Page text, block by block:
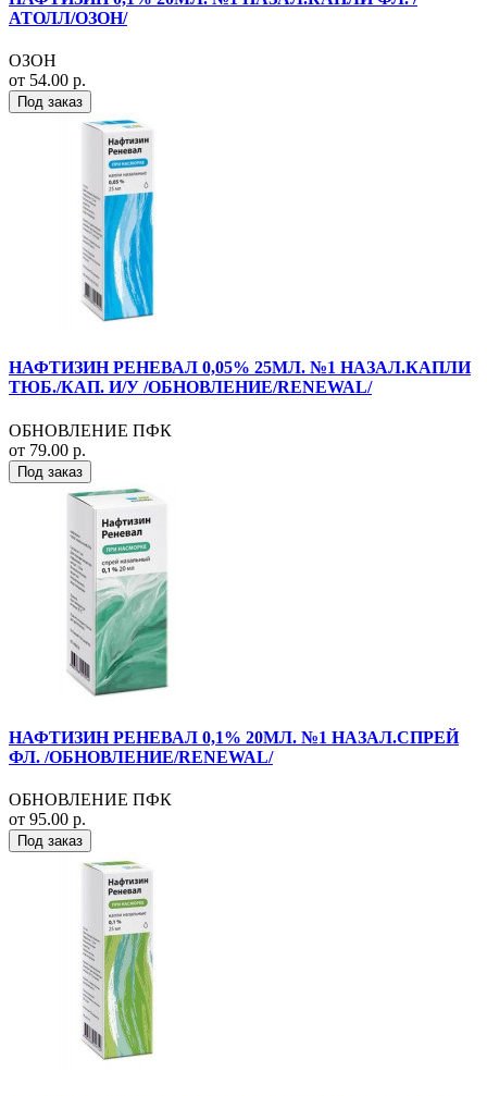
АТОЛЛ/ОЗОН/
ОЗОН
от 54.00 р.
Под заказ
НАФТИЗИН РЕНЕВАЛ 0,05% 25МЛ. №1 НАЗАЛ.КАПЛИ
ТЮБ./КАП. И/У /ОБНОВЛЕНИЕ/RENEWAL/
ОБНОВЛЕНИЕ ПФК
от 79.00 р.
Под заказ
НАФТИЗИН РЕНЕВАЛ 0,1% 20МЛ. №1 НАЗАЛ.СПРЕЙ
ФЛ. /ОБНОВЛЕНИЕ/RENEWAL/
ОБНОВЛЕНИЕ ПФК
от 95.00 р.
Под заказ